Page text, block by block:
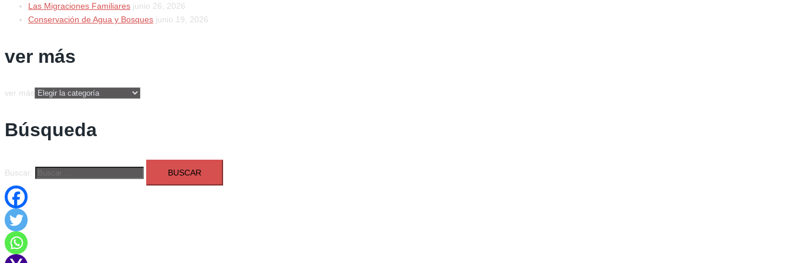
Las Migraciones Familiares junio 26, 2026
Conservación de Agua y Bosques junio 19, 2026
ver más
ver más
Búsqueda
Buscar: